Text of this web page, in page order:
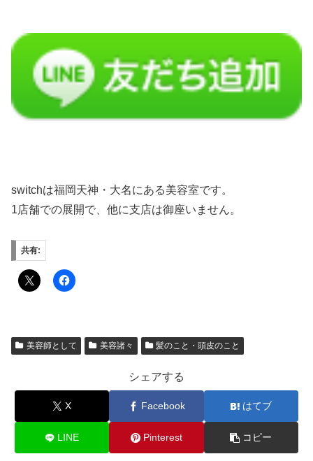
switchは福岡天神・大名にある美容室です。
1店舗での展開で、他に支店は御座いません。
共有:
美容師として 美容諸々 髪のこと・頭皮のこと
シェアする
X Facebook はてブ
LINE Pinterest コピー